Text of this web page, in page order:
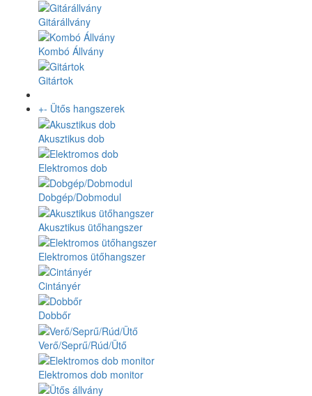
Gitárállvány
Kombó Állvány
Gitártok
+- Ütős hangszerek
Akusztikus dob
Elektromos dob
Dobgép/Dobmodul
Akusztikus ütőhangszer
Elektromos ütőhangszer
Cintányér
Dobbőr
Verő/Seprű/Rúd/Ütő
Elektromos dob monitor